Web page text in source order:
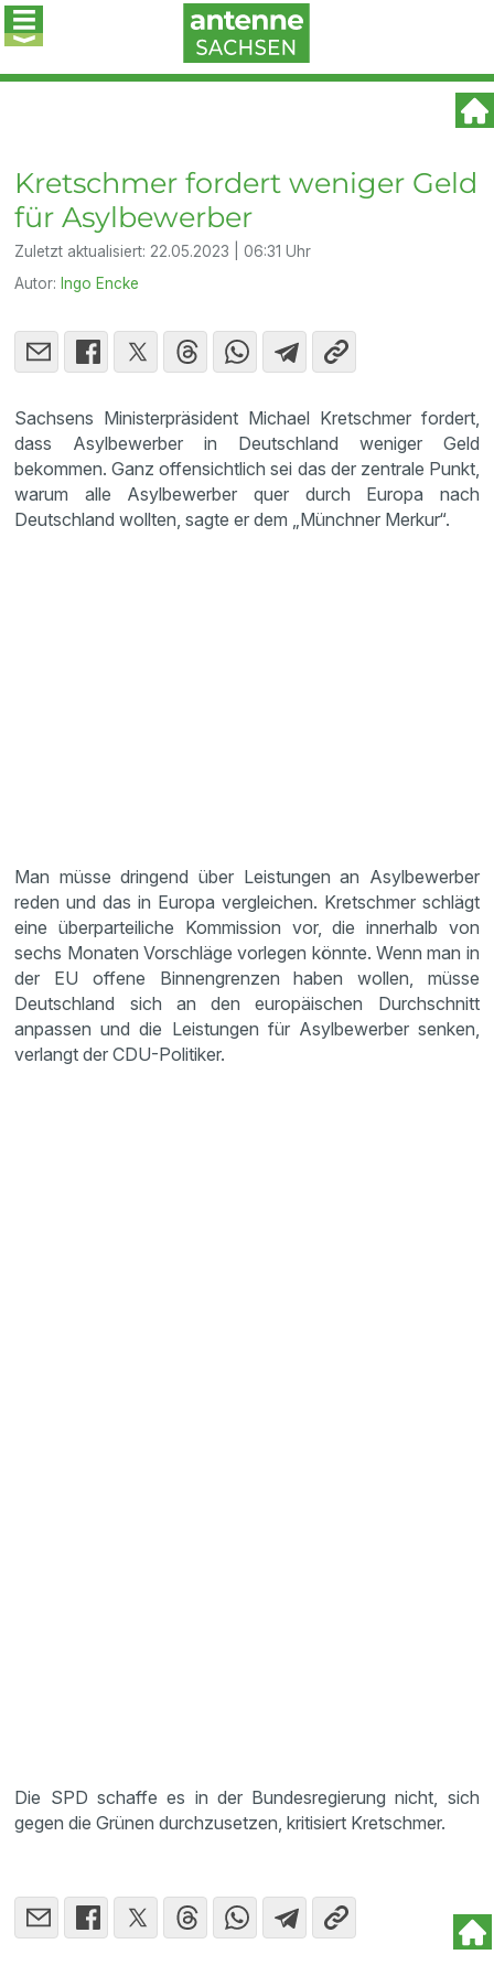
Kretschmer fordert weniger Geld
für Asylbewerber
Zuletzt aktualisiert: 22.05.2023 | 06:31 Uhr
Autor: Ingo Encke
Sachsens Ministerpräsident Michael Kretschmer fordert,
dass Asylbewerber in Deutschland weniger Geld
bekommen. Ganz offensichtlich sei das der zentrale Punkt,
warum alle Asylbewerber quer durch Europa nach
Deutschland wollten, sagte er dem „Münchner Merkur“.
Man müsse dringend über Leistungen an Asylbewerber
reden und das in Europa vergleichen. Kretschmer schlägt
eine überparteiliche Kommission vor, die innerhalb von
sechs Monaten Vorschläge vorlegen könnte. Wenn man in
der EU offene Binnengrenzen haben wollen, müsse
Deutschland sich an den europäischen Durchschnitt
anpassen und die Leistungen für Asylbewerber senken,
verlangt der CDU-Politiker.
Die SPD schaffe es in der Bundesregierung nicht, sich
gegen die Grünen durchzusetzen, kritisiert Kretschmer.